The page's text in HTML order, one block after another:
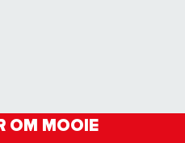
OM MOOIE